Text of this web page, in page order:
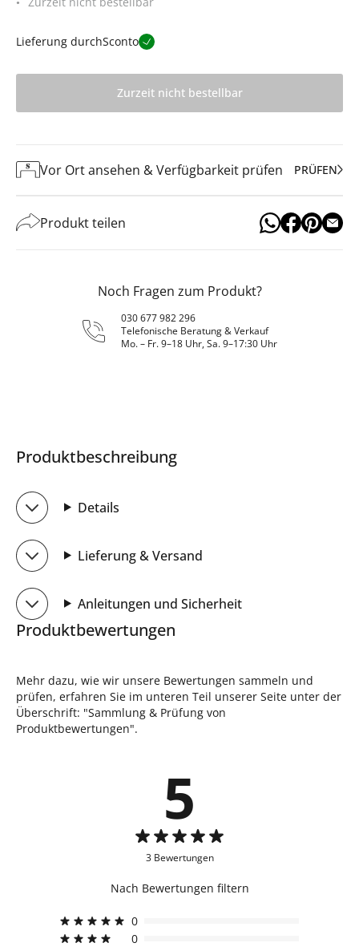
Lieferung durchSconto
Zurzeit nicht bestellbar
Vor Ort ansehen & Verfügbarkeit prüfen PRÜFEN
Produkt teilen
Noch Fragen zum Produkt?
030 677 982 296
Telefonische Beratung & Verkauf
Mo. – Fr. 9–18 Uhr, Sa. 9–17:30 Uhr
Produktbeschreibung
Details
Lieferung & Versand
Anleitungen und Sicherheit
Produktbewertungen
Mehr dazu, wie wir unsere Bewertungen sammeln und
prüfen, erfahren Sie im unteren Teil unserer Seite unter der
Überschrift: "Sammlung & Prüfung von
Produktbewertungen".
5
3 Bewertungen
Nach Bewertungen filtern
0
0